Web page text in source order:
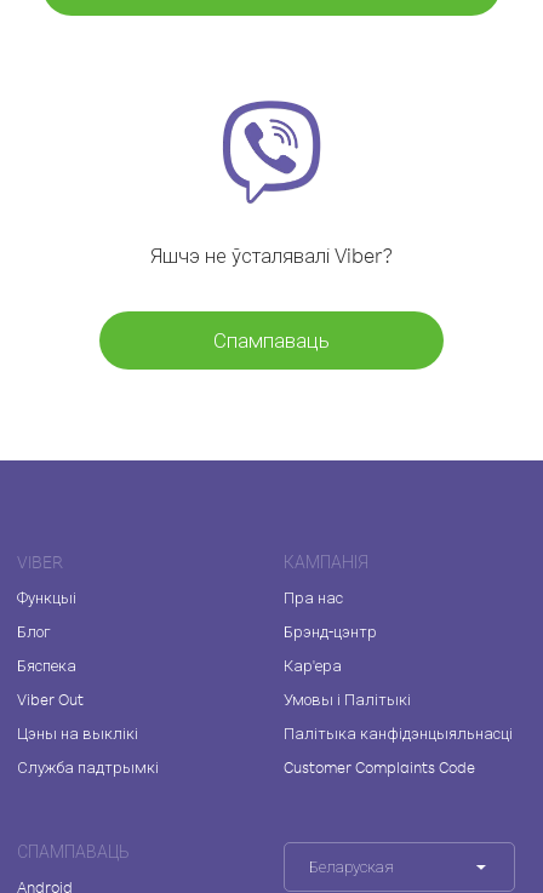
Яшчэ не ўсталявалі Viber?
Спампаваць
VIBER
Функцыі
Блог
Бяспека
Viber Out
Цэны на выклікі
Служба падтрымкі
КАМПАНІЯ
Пра нас
Брэнд-цэнтр
Кар'ера
Умовы і Палітыкі
Палітыка канфідэнцыяльнасці
Customer Complaints Code
СПАМПАВАЦЬ
Android
Беларуская